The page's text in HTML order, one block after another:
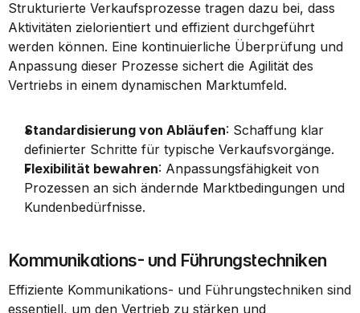
Strukturierte Verkaufsprozesse tragen dazu bei, dass
Aktivitäten zielorientiert und effizient durchgeführt
werden können. Eine kontinuierliche Überprüfung und
Anpassung dieser Prozesse sichert die Agilität des
Vertriebs in einem dynamischen Marktumfeld.
Standardisierung von Abläufen: Schaffung klar
definierter Schritte für typische Verkaufsvorgänge.
Flexibilität bewahren: Anpassungsfähigkeit von
Prozessen an sich ändernde Marktbedingungen und
Kundenbedürfnisse.
Kommunikations- und Führungstechniken
Effiziente Kommunikations- und Führungstechniken sind
essentiell, um den Vertrieb zu stärken und